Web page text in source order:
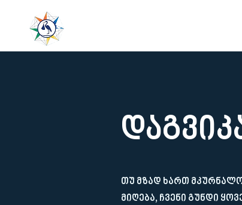
თუ მზად ხართ
მიღება, ჩვენი გუნდი